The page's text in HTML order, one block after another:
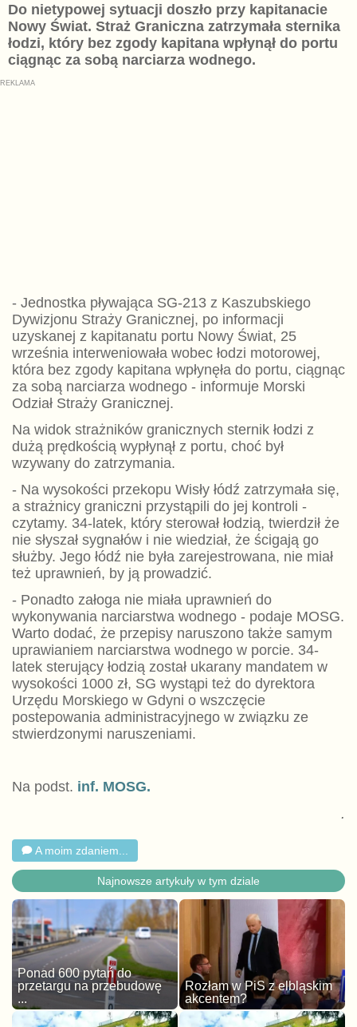
Do nietypowej sytuacji doszło przy kapitanacie
Nowy Świat. Straż Graniczna zatrzymała sternika
łodzi, który bez zgody kapitana wpłynął do portu
ciągnąc za sobą narciarza wodnego.
- Jednostka pływająca SG-213 z Kaszubskiego
Dywizjonu Straży Granicznej, po informacji
uzyskanej z kapitanatu portu Nowy Świat, 25
września interweniowała wobec łodzi motorowej,
która bez zgody kapitana wpłynęła do portu, ciągnąc
za sobą narciarza wodnego - informuje Morski
Odział Straży Granicznej.
Na widok strażników granicznych sternik łodzi z
dużą prędkością wypłynął z portu, choć był
wzywany do zatrzymania.
- Na wysokości przekopu Wisły łódź zatrzymała się,
a strażnicy graniczni przystąpili do jej kontroli -
czytamy. 34-latek, który sterował łodzią, twierdził że
nie słyszał sygnałów i nie wiedział, że ścigają go
służby. Jego łódź nie była zarejestrowana, nie miał
też uprawnień, by ją prowadzić.
- Ponadto załoga nie miała uprawnień do
wykonywania narciarstwa wodnego - podaje MOSG.
Warto dodać, że przepisy naruszono także samym
uprawianiem narciarstwa wodnego w porcie. 34-
latek sterujący łodzią został ukarany mandatem w
wysokości 1000 zł, SG wystąpi też do dyrektora
Urzędu Morskiego w Gdyni o wszczęcie
postepowania administracyjnego w związku ze
stwierdzonymi naruszeniami.
Na podst. inf. MOSG.
.
A moim zdaniem...
Najnowsze artykuły w tym dziale
Ponad 600 pytań do
przetargu na przebudowę
...
Rozłam w PiS z elbląskim
akcentem?